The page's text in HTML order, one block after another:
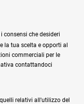
consensi che desideri
la tua scelta e opporti al
commerciali per le
contattandoci
relativi all'utilizzo del